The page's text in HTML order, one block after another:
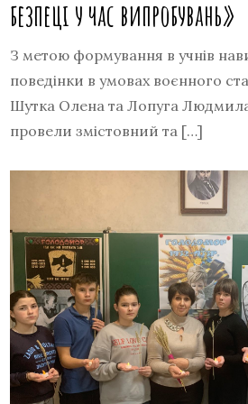
безпеці у час випробувань»
З метою формування в учнів
поведінки в умовах воєнного
Шутка Олена та Лопуга Людмила
провели змістовний та […]